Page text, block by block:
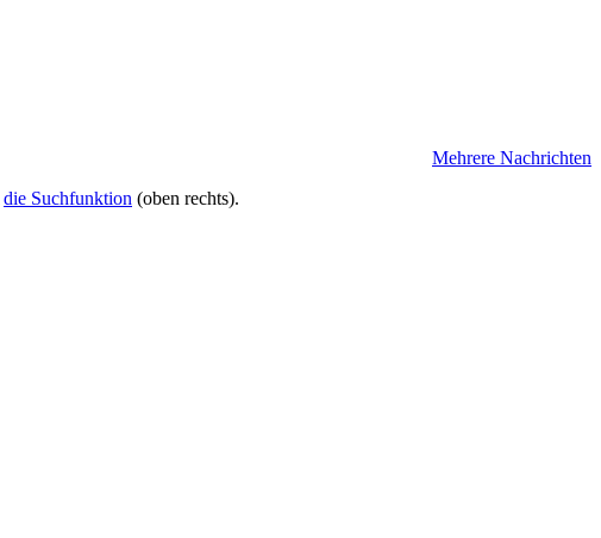
Mehrere Nachrichten
die Suchfunktion (oben rechts).